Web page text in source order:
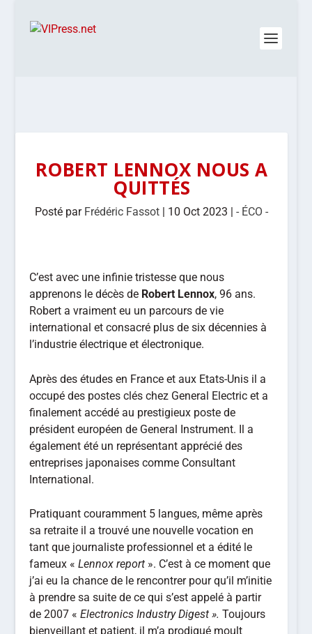
ROBERT LENNOX NOUS A
QUITTÉS
Posté par Frédéric Fassot | 10 Oct 2023 |- ÉCO -
C’est avec une infinie tristesse que nous
apprenons le décès de Robert Lennox, 96 ans.
Robert a vraiment eu un parcours de vie
international et consacré plus de six décennies à
l’industrie électrique et électronique.
Après des études en France et aux Etats-Unis il a
occupé des postes clés chez General Electric et a
finalement accédé au prestigieux poste de
président européen de General Instrument. Il a
également été un représentant apprécié des
entreprises japonaises comme Consultant
International.
Pratiquant couramment 5 langues, même après
sa retraite il a trouvé une nouvelle vocation en
tant que journaliste professionnel et a édité le
fameux «Lennox report ». C’est à ce moment que
j’ai eu la chance de le rencontrer pour qu’il m’initie
à prendre sa suite de ce qui s’est appelé à partir
de 2007 «Electronics Industry Digest ». Toujours
bienveillant et patient, il m’a prodigué moult